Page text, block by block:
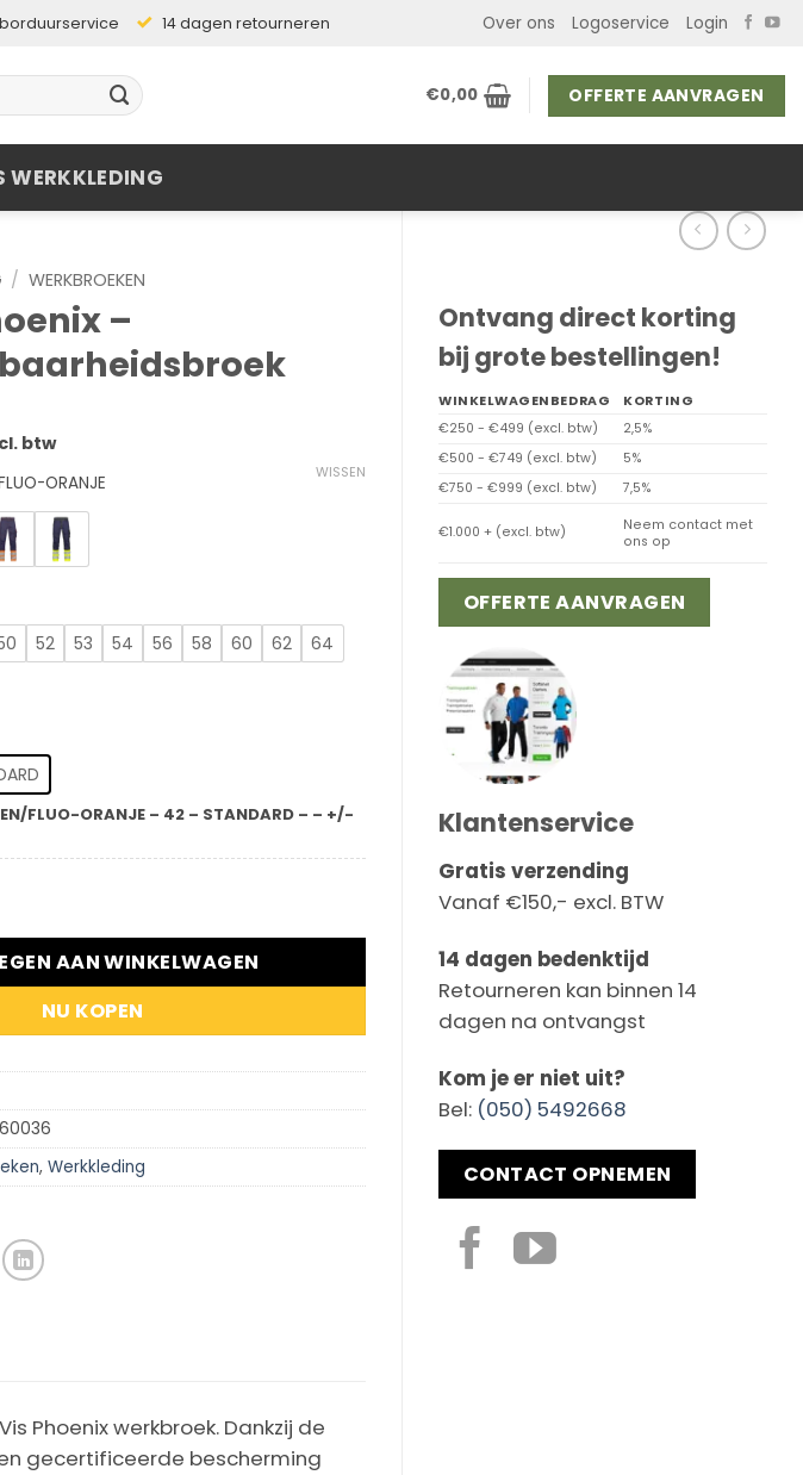
14 dagen retourneren Over ons Logoservice Login
€0,00 OFFERTE AANVRAGEN
WERKKLEDING
Ontvang direct korting
bij grote bestellingen!
WINKELWAGENBEDRAG
KORTING
€250 - €499 (excl. btw)
2,5%
€500 - €749 (excl. btw)
5%
€750 - €999 (excl. btw)
7,5%
€1.000 + (excl. btw)
Neem contact met
ons op
OFFERTE AANVRAGEN
Klantenservice
Gratis verzending
Vanaf €150,- excl. BTW
14 dagen bedenktijd
Retourneren kan binnen 14
dagen na ontvangst
Kom je er niet uit?
Bel: (050) 5492668
CONTACT OPNEMEN
/ WERKBROEKEN
–
btw
ORANJE
52 53 54 56 58 60 62
64
WISSEN
FLUO-ORANJE – 42 – STANDARD – – +/-
aantal
AAN WINKELWAGEN
NU KOPEN
, Werkkleding
Phoenix werkbroek. Dankzij de
gecertificeerde bescherming